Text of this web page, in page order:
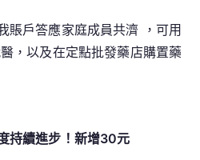
戶答應家庭成員共濟 ，可用
，以及在定點批發藥店購置藥
持續進步！新增30元